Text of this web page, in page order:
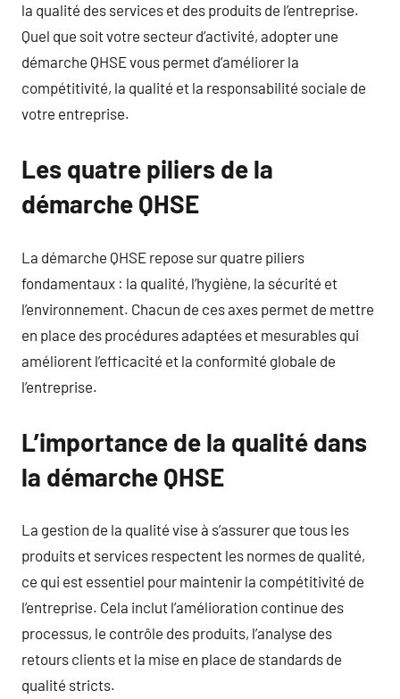
la qualité des services et des produits de l’entreprise.
Quel que soit votre secteur d’activité, adopter une
démarche QHSE vous permet d’améliorer la
compétitivité, la qualité et la responsabilité sociale de
votre entreprise.
Les quatre piliers de la
démarche QHSE
La démarche QHSE repose sur quatre piliers
fondamentaux : la qualité, l’hygiène, la sécurité et
l’environnement. Chacun de ces axes permet de mettre
en place des procédures adaptées et mesurables qui
améliorent l’efficacité et la conformité globale de
l’entreprise.
L’importance de la qualité dans
la démarche QHSE
La gestion de la qualité vise à s’assurer que tous les
produits et services respectent les normes de qualité,
ce qui est essentiel pour maintenir la compétitivité de
l’entreprise. Cela inclut l’amélioration continue des
processus, le contrôle des produits, l’analyse des
retours clients et la mise en place de standards de
qualité stricts.